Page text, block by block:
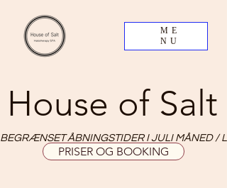
ME
NU
House of Salt
PRISER OG BOOKING
BEGRÆNSET ÅBNINGSTIDER I JULI MÅNED /